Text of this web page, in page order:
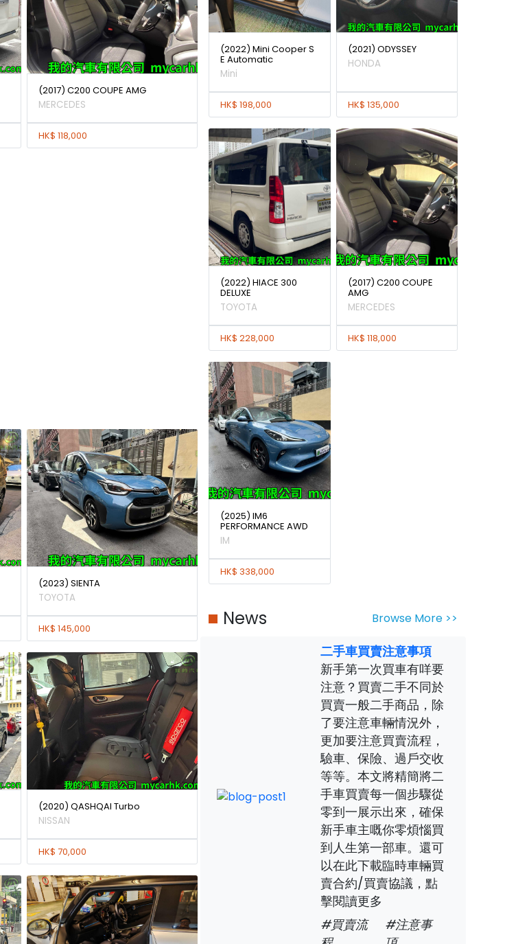
(2017) C200 COUPE AMG
MERCEDES
HK$ 118,000
(2023) SIENTA
TOYOTA
HK$ 145,000
(2020) QASHQAI Turbo
NISSAN
HK$ 70,000
(2022) Mini Cooper S
E Automatic
Mini
HK$ 198,000
(2021) ODYSSEY
HONDA
HK$ 135,000
(2022) HIACE 300
DELUXE
TOYOTA
HK$ 228,000
(2017) C200 COUPE
AMG
MERCEDES
HK$ 118,000
(2025) IM6
PERFORMANCE AWD
IM
HK$ 338,000
News Browse More >>
二手車買賣注意事項
新手第一次買車有咩要
注意？買賣二手不同於
買賣一般二手商品，除
了要注意車輛情況外，
更加要注意買賣流程，
驗車、保險、過戶交收
等等。本文將精簡將二
手車買賣每一個步驟從
零到一展示出來，確保
新手車主嘅你零煩惱買
到人生第一部車。還可
以在此下載臨時車輛買
賣合約/買賣協議，點
擊閱讀更多
#買賣流
#注意事